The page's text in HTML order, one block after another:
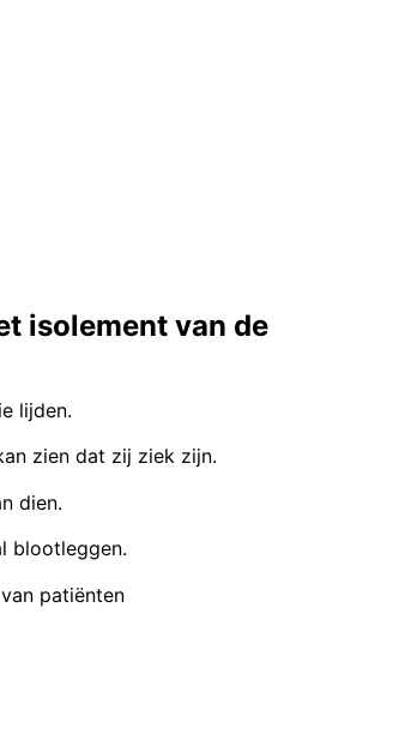
isolement van de
lijden.
zien dat zij ziek zijn.
dien.
blootleggen.
patiënten